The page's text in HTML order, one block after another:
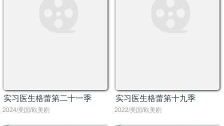
实习医生格蕾第二十一季
2024/美国/欧美剧
实习医生格蕾第十九季
2022/美国/欧美剧